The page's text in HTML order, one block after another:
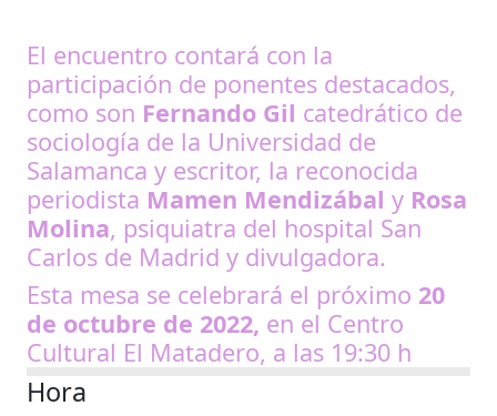
El encuentro contará con la
participación de ponentes destacados,
como son Fernando Gil catedrático de
sociología de la Universidad de
Salamanca y escritor, la reconocida
periodista Mamen Mendizábal y Rosa
Molina, psiquiatra del hospital San
Carlos de Madrid y divulgadora.
Esta mesa se celebrará el próximo 20
de octubre de 2022, en el Centro
Cultural El Matadero, a las 19:30 h
Hora